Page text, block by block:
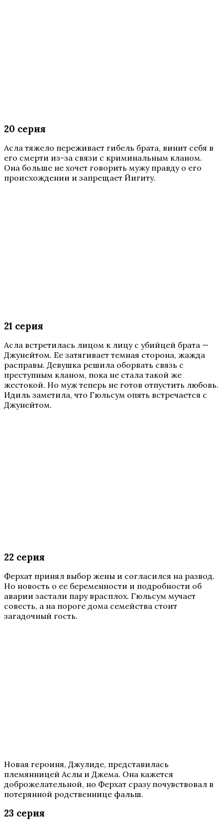
20 серия
Асла тяжело переживает гибель брата, винит себя в
его смерти из-за связи с криминальным кланом.
Она больше не хочет говорить мужу правду о его
происхождении и запрещает Йигиту.
21 серия
Асла встретилась лицом к лицу с убийцей брата —
Джунейтом. Ее затягивает темная сторона, жажда
расправы. Девушка решила оборвать связь с
преступным кланом, пока не стала такой же
жестокой. Но муж теперь не готов отпустить любовь.
Идиль заметила, что Гюльсум опять встречается с
Джунейтом.
22 серия
Ферхат принял выбор жены и согласился на развод.
Но новость о ее беременности и подробности об
аварии застали пару врасплох. Гюльсум мучает
совесть, а на пороге дома семейства стоит
загадочный гость.
Новая героиня, Джулиде, представилась
племянницей Аслы и Джема. Она кажется
доброжелательной, но Ферхат сразу почувствовал в
потерянной родственнице фальш.
23 серия